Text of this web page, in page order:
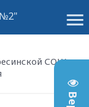
menu
СОШ